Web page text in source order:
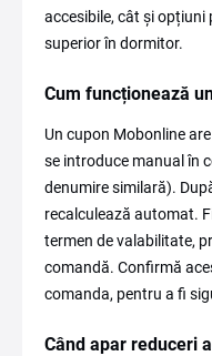
accesibile, cât și
superior în dormitor.
Cum funcționează
Un cupon Mobonline
se introduce manual în
denumire similară).
recalculează automat.
termen de valabilitate,
comandă. Confirmă
comanda, pentru a fi
Când apar reduceri